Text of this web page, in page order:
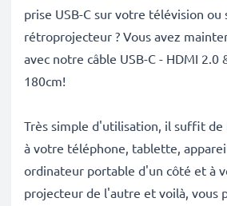
prise USB-C sur votre télévision ou
rétroprojecteur ? Vous avez
avec notre câble USB-C - HDMI 2.0
180cm!
Très simple d'utilisation, il suffit de
à votre téléphone, tablette,
ordinateur portable d'un côté et à
projecteur de l'autre et voilà, vous